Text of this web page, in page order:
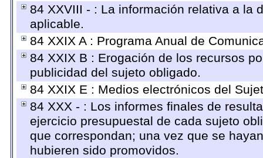
84 XXVIII - : La información relativa a la
aplicable.
84 XXIX A : Programa Anual de
84 XXIX B : Erogación de los recursos
publicidad del sujeto obligado.
84 XXIX E : Medios electrónicos del
84 XXX - : Los informes finales de
ejercicio presupuestal de cada sujeto
que correspondan; una vez que se
hubieren sido promovidos.